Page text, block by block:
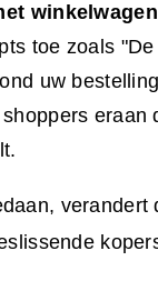
toe zoals
uw
eraan
verandert